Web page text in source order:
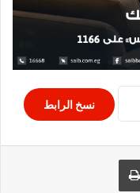
نسخ الرابط
طباعة